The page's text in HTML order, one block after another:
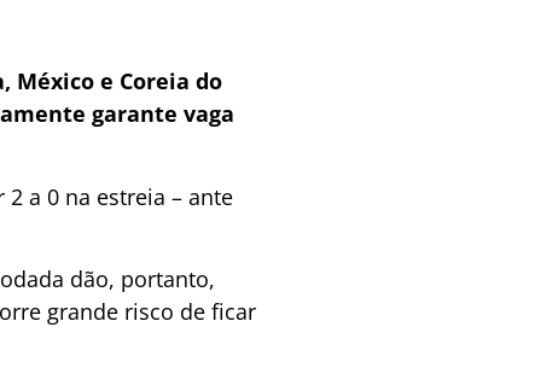
México e Coreia do
garante vaga
a 0 na estreia – ante
dão, portanto,
grande risco de ficar